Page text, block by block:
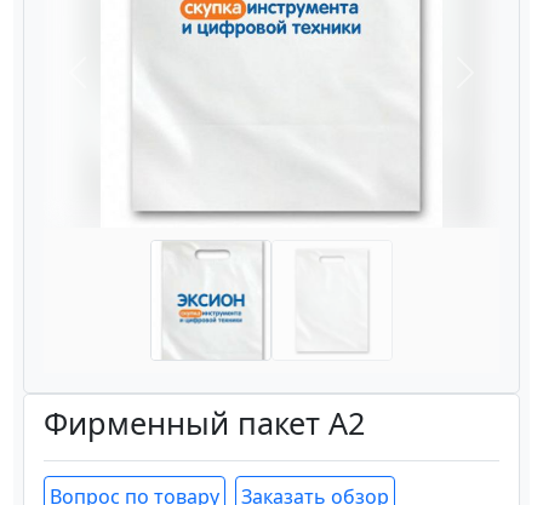
Фирменный пакет А2
Вопрос по товару
Заказать обзор